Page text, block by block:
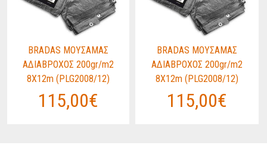
BRADAS ΜΟΥΣΑΜΑΣ
ΑΔΙΑΒΡΟΧΟΣ 200gr/m2
8Χ12m (PLG2008/12)
115,00€
BRADAS ΜΟΥΣΑΜΑΣ
ΑΔΙΑΒΡΟΧΟΣ 200gr/m2
8Χ12m (PLG2008/12)
115,00€